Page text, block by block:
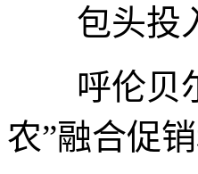
包头投入
呼伦贝尔
农”融合促